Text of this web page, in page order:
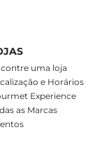
uma loja
e Horários
Experience
as Marcas